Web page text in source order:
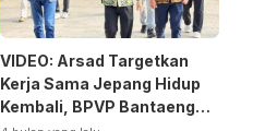
VIDEO: Arsad Targetkan
Kerja Sama Jepang Hidup
Kembali, BPVP Bantaeng